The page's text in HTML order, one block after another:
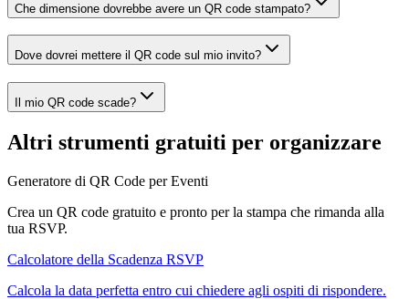
Che dimensione dovrebbe avere un QR code stampato?
Dove dovrei mettere il QR code sul mio invito?
Il mio QR code scade?
Altri strumenti gratuiti per organizzare
Generatore di QR Code per Eventi
Crea un QR code gratuito e pronto per la stampa che rimanda alla
tua RSVP.
Calcolatore della Scadenza RSVP
Calcola la data perfetta entro cui chiedere agli ospiti di rispondere.